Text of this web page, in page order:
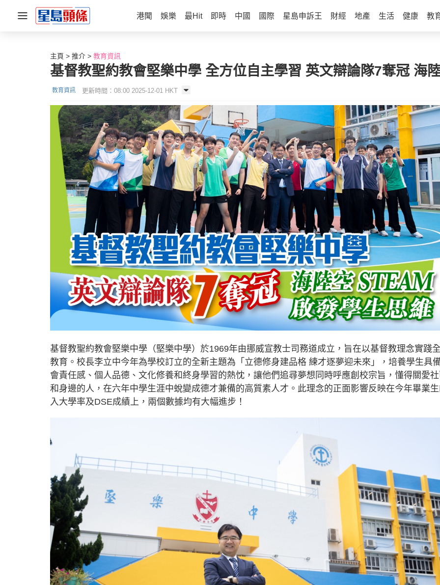
港聞 娛樂 最Hit 即時 中國 國際 星島申訴王 財經 地產 生活 健康 教
主頁 推介 教育資訊
基督教聖約教會堅樂中學 全方位自主學習 英文辯論隊7奪冠 海
教育資訊 更新時間：08:00 2025-12-01 HKT
基督教聖約教會堅樂中學（堅樂中學）於1969年由挪威宣教士司務道成立，旨在以基督教理念實踐
教育。校長李立中今年為學校訂立的全新主題為「立德修身建品格 練才逐夢迎未來」，培養學生具
會責任感、個人品德、文化修養和終身學習的熱忱，讓他們追尋夢想同時呼應創校宗旨，懂得關愛
和身邊的人，在六年中學生涯中蛻變成德才兼備的高質素人才。此理念的正面影響反映在今年畢業
入大學率及DSE成績上，兩個數據均有大幅進步！